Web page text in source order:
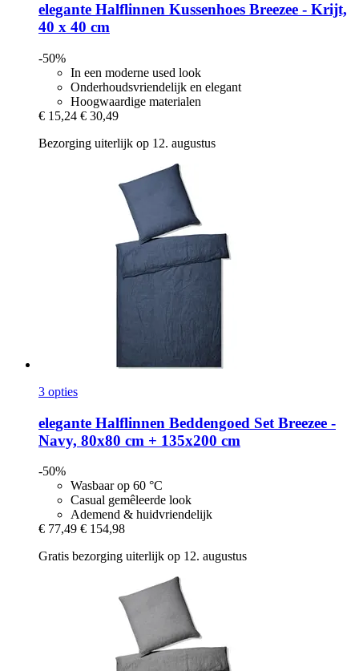
elegante Halflinnen Kussenhoes Breezee -​ Krijt,
40 x 40 cm
-50%
In een moderne used look
Onderhoudsvriendelijk en elegant
Hoogwaardige materialen
€ 15,24 € 30,49
Bezorging uiterlijk op 12. augustus
3 opties
elegante Halflinnen Beddengoed Set Breezee -​
Navy, 80x80 cm + 135x200 cm
-50%
Wasbaar op 60 °C
Casual gemêleerde look
Ademend & huidvriendelijk
€ 77,49 € 154,98
Gratis bezorging uiterlijk op 12. augustus